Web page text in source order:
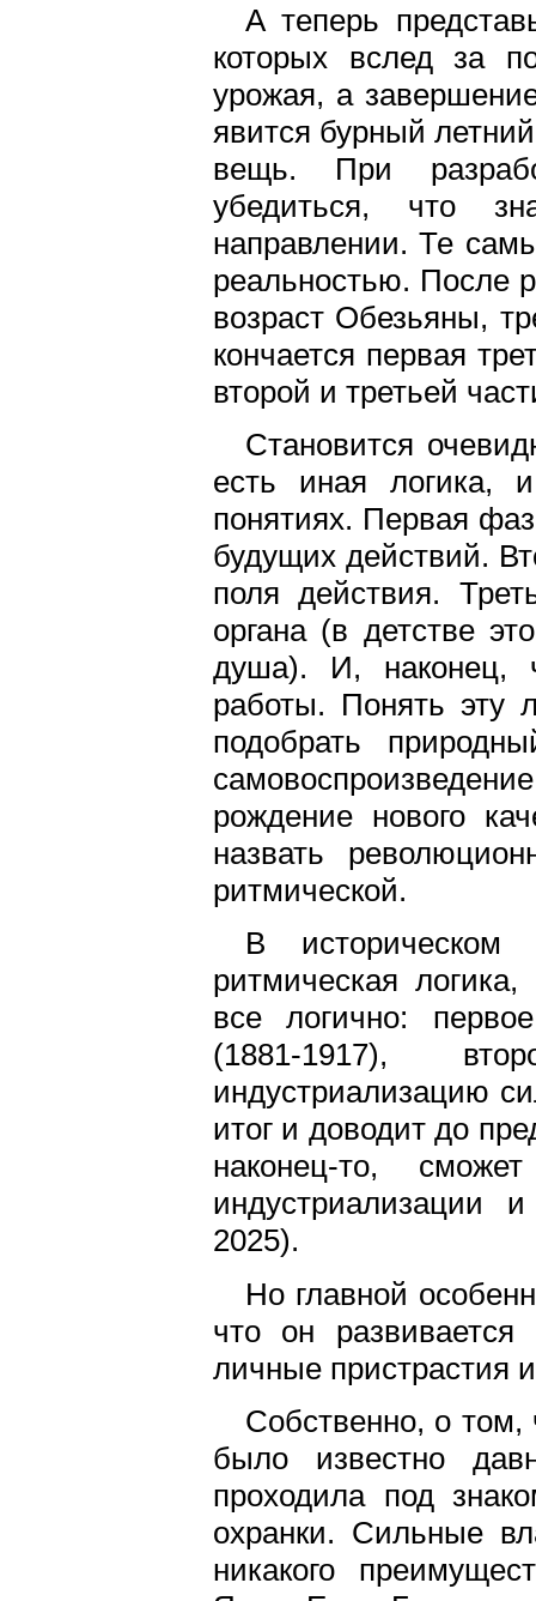
А теперь
которых вслед за
урожая, а
явится бурный
вещь. При
убедиться, что
направлении. Те
реальностью. После
возраст Обезьяны,
кончается первая
второй и третьей
Становится
есть иная логика,
понятиях. Первая
будущих действий.
поля действия.
органа (в детстве
душа). И, наконец,
работы. Понять эту
подобрать
рождение нового
назвать
ритмической.
В историческом
ритмическая
все логично:
(1881-1917),
индустриализацию
итог и доводит до
наконец-то,
индустриализации
2025).
Но главной
что он
личные пристрастия
Собственно, о том,
было известно
проходила под
охранки. Сильные
никакого